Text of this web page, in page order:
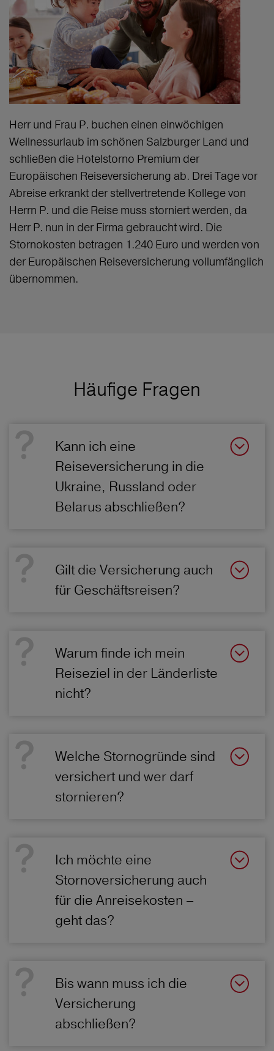
Herr und Frau P. buchen einen einwöchigen
Wellnessurlaub im schönen Salzburger Land und
schließen die Hotelstorno Premium der
Europäischen Reiseversicherung ab. Drei Tage vor
Abreise erkrankt der stellvertretende Kollege von
Herrn P. und die Reise muss storniert werden, da
Herr P. nun in der Firma gebraucht wird. Die
Stornokosten betragen 1.240 Euro und werden von
der Europäischen Reiseversicherung vollumfänglich
übernommen.
Häufige Fragen
Kann ich eine
Reiseversicherung in die
Ukraine, Russland oder
Belarus abschließen?
Gilt die Versicherung auch
für Geschäftsreisen?
Warum finde ich mein
Reiseziel in der Länderliste
nicht?
Welche Stornogründe sind
versichert und wer darf
stornieren?
Ich möchte eine
Stornoversicherung auch
für die Anreisekosten –
geht das?
Bis wann muss ich die
Versicherung
abschließen?